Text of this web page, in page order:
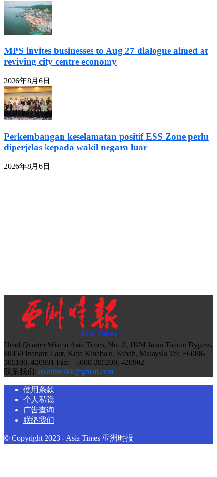
MPS invites businesses to Aug 27 dialogue aimed at
reviving city centre economy
2026年8月6日
Perkembangan keselamatan positif ESS Zone perlu
diperjelas kepada wakil negara luar
2026年8月6日
Head Quarter Wisma Asia Times, No. 2, 1KM Jalan Tuaran Bypass,
88450 Inanam Laut, Kota Kinabalu, Sabah, Malaysia Tel: +6088-
385100, 420901 Fax: +6088-385200, 420902
联系我们: asiatimeskk@gmail.com
使用条款
个人私隐
广告查询
联络我们
© Copyright 2023 - Asia Times 亚洲时报